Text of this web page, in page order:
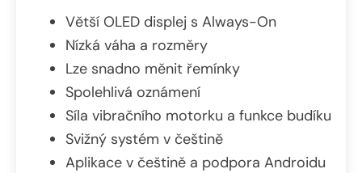
Větší OLED displej s Always-On
Nízká váha a rozměry
Lze snadno měnit řemínky
Spolehlivá oznámení
Síla vibračního motorku a funkce budíku
Svižný systém v češtině
Aplikace v češtině a podpora Androidu